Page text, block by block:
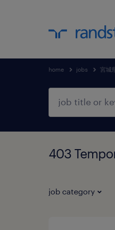
home jobs 宮城
403
job category